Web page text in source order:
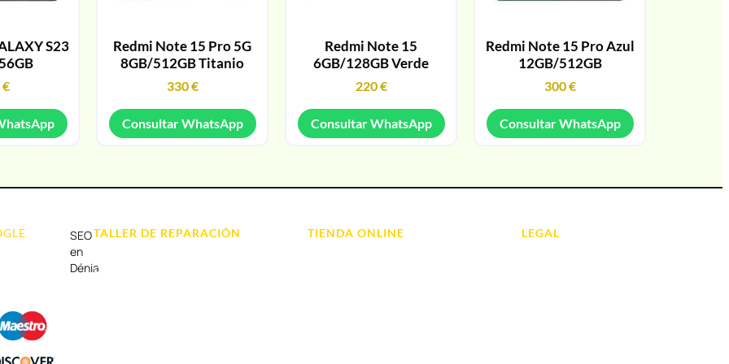
S23
€
Redmi Note 15 Pro 5G
8GB/512GB Titanio
330€
Consultar WhatsApp
Redmi Note 15
6GB/128GB Verde
220€
Consultar WhatsApp
Redmi Note 15 Pro Azul
12GB/512GB
300€
Consultar WhatsApp
SEO
en
Dénia
TALLER DE REPARACIÓN
Reparación de Tablets
TIENDA ONLINE LEGAL